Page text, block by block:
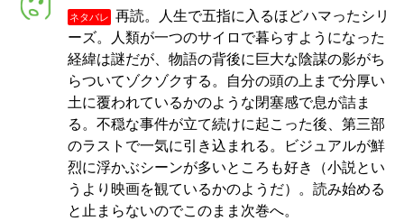
ネタバレ
再読。人生で五指に入るほどハマったシリ
ーズ。人類が一つのサイロで暮らすようになった
経緯は謎だが、物語の背後に巨大な陰謀の影がち
らついてゾクゾクする。自分の頭の上まで分厚い
土に覆われているかのような閉塞感で息が詰ま
る。不穏な事件が立て続けに起こった後、第三部
のラストで一気に引き込まれる。ビジュアルが鮮
烈に浮かぶシーンが多いところも好き（小説とい
うより映画を観ているかのようだ）。読み始める
と止まらないのでこのまま次巻へ。